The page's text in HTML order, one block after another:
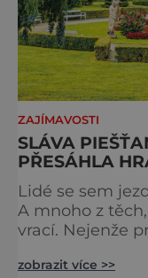
ZAJÍMAVOSTI
SLÁVA
PŘESÁHLA
Lidé se sem
A mnoho z
vrací. Nejenže
řekne
zobrazit více >>